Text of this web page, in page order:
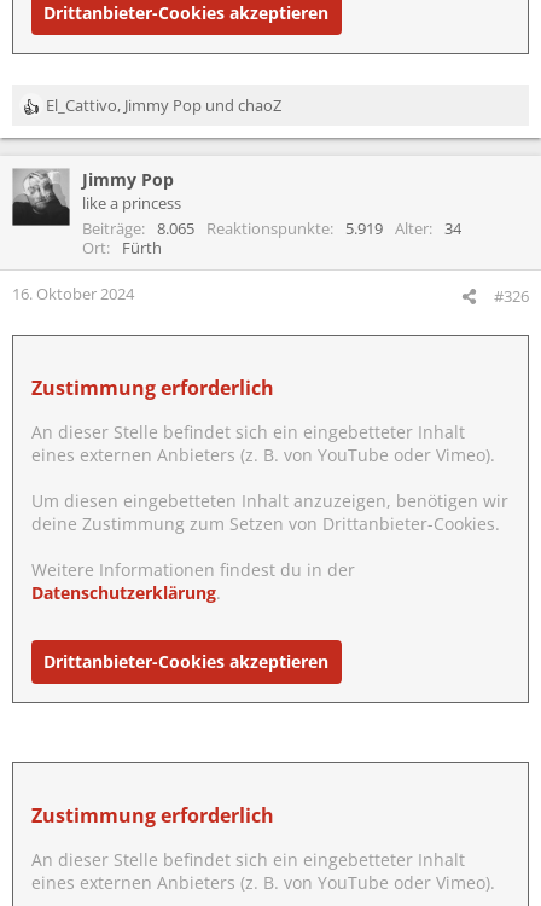
Drittanbieter-Cookies akzeptieren
R
e
k
t
i
n
e
:
El_Cattivo, Jimmy Pop und chaoZ
Jimmy Pop
like a princess
Beiträge
8.065 Reaktionspunkte 5.919 Alter
34
Ort
Fürth
16. Oktober 2024 #326
Zustimmung erforderlich
An dieser Stelle befindet sich ein eingebetteter Inhalt
eines externen Anbieters (z. B. von YouTube oder Vimeo).
Um diesen eingebetteten Inhalt anzuzeigen, benötigen wir
deine Zustimmung zum Setzen von Drittanbieter-Cookies.
Weitere Informationen findest du in der
Datenschutzerklärung.
Drittanbieter-Cookies akzeptieren
Zustimmung erforderlich
An dieser Stelle befindet sich ein eingebetteter Inhalt
eines externen Anbieters (z. B. von YouTube oder Vimeo).